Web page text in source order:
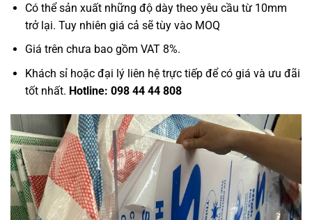
Có thể sản xuất những độ dày theo yêu cầu từ 10mm
trở lại. Tuy nhiên giá cả sẽ tùy vào MOQ
Giá trên chưa bao gồm VAT 8%.
Khách sỉ hoặc đại lý liên hệ trực tiếp để có giá và ưu đãi
tốt nhất. Hotline: 098 44 44 808